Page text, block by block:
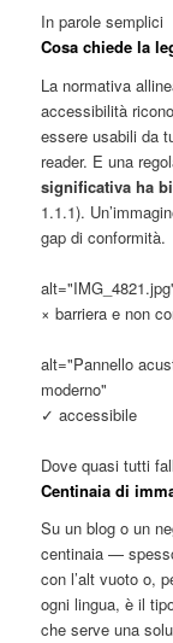
In parole semplici
Cosa chiede la
La normativa
accessibilità
essere usabili da
reader. E una
significativa ha
1.1.1).
gap di conformità.
× barriera e non
alt="Pannello
moderno"
✓ accessibile
Dove quasi tutti
Centinaia di
Su un blog o un
centinaia —
con l’alt vuoto o,
ogni lingua, è il
che serve una